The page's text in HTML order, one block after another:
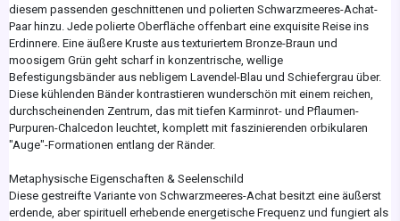
diesem passenden geschnittenen und polierten Schwarzmeeres-Achat-
Paar hinzu. Jede polierte Oberfläche offenbart eine exquisite Reise ins
Erdinnere. Eine äußere Kruste aus texturiertem Bronze-Braun und
moosigem Grün geht scharf in konzentrische, wellige
Befestigungsbänder aus nebligem Lavendel-Blau und Schiefergrau über.
Diese kühlenden Bänder kontrastieren wunderschön mit einem reichen,
durchscheinenden Zentrum, das mit tiefen Karminrot- und Pflaumen-
Purpuren-Chalcedon leuchtet, komplett mit faszinierenden orbikularen
"Auge"-Formationen entlang der Ränder.
Metaphysische Eigenschaften & Seelenschild
Diese gestreifte Variante von Schwarzmeeres-Achat besitzt eine äußerst
erdende, aber spirituell erhebende energetische Frequenz und fungiert als